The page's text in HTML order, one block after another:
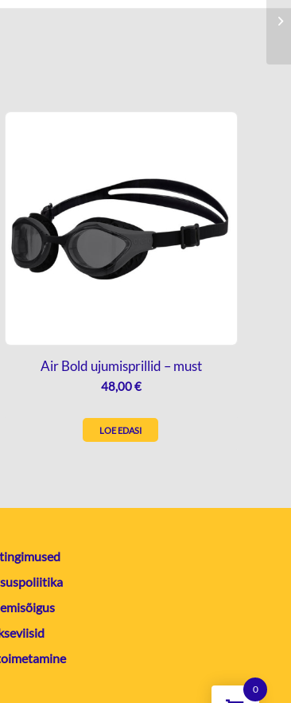
Air Bold ujumisprillid – must
48,00€
LOE EDASI
0